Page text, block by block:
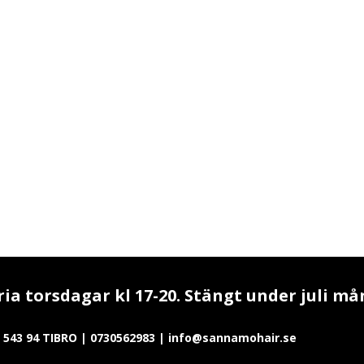
torsdagar kl 17-20. Stängt under juli
94 TIBRO | 0730562983 | info@sannamohair.se